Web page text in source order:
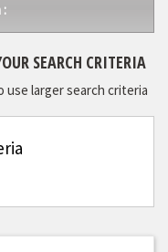
:
SEARCH CRITERIA
use larger search criteria